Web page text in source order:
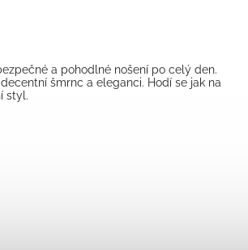
a pohodlné nošení po celý den.
šmrnc a eleganci. Hodí se jak na
styl.